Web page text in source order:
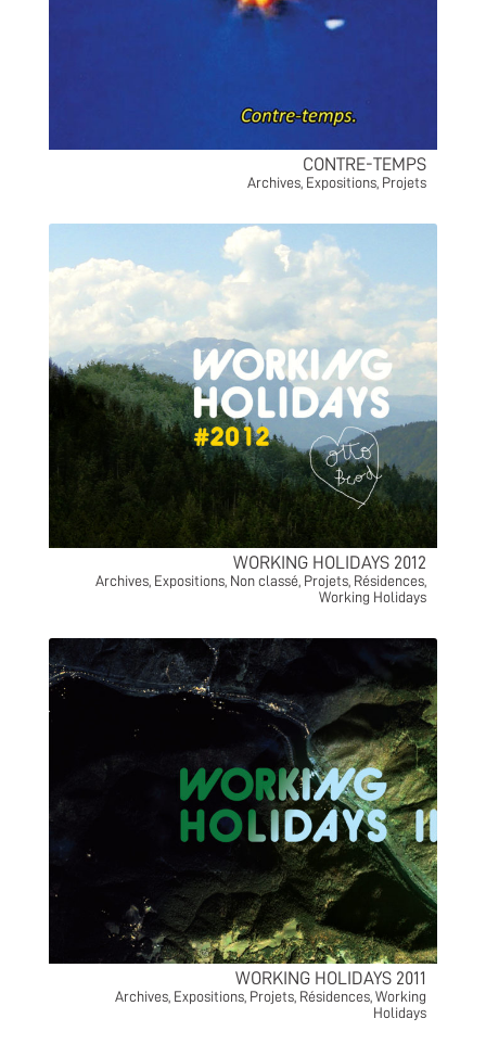
CONTRE-TEMPS
Archives, Expositions, Projets
WORKING HOLIDAYS 2012
Archives, Expositions, Non classé, Projets, Résidences,
Working Holidays
WORKING HOLIDAYS 2011
Archives Expositions Projets Résidences ,Working
Holidays